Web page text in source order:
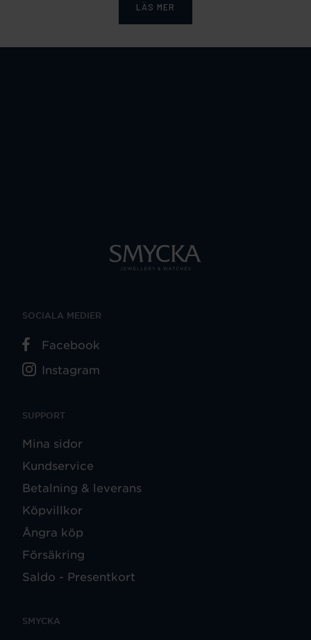
LÄS MER
SUPPORT
Mina sidor
Kundservice
Betalning & leverans
Köpvillkor
Ångra köp
Försäkring
Saldo - Presentkort
SMYCKA
SOCIALA MEDIER
Facebook
Instagram